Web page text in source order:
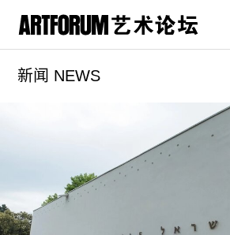
artguide
专栏
视频
新闻 NEWS